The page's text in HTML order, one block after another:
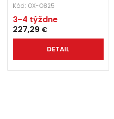
Kód: OX-O825
3-4 týždne
227,29 €
DETAIL